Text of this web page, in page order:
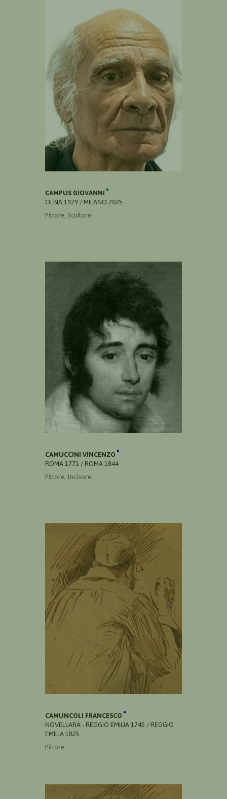
CAMPUS GIOVANNI
OLBIA 1929 / MILANO 2025
Pittore, Scultore
CAMUCCINI VINCENZO
ROMA 1771 / ROMA 1844
Pittore, Incisore
CAMUNCOLI FRANCESCO
NOVELLARA - REGGIO EMILIA 1745 / REGGIO
EMILIA 1825
Pittore